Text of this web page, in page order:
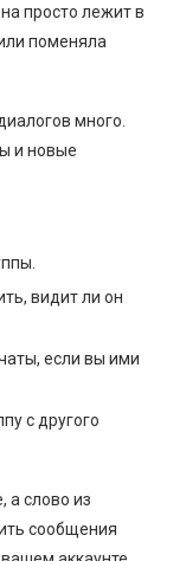
просто лежит в
поменяла
много.
и новые
видит ли он
если вы ими
с другого
а слово из
сообщения